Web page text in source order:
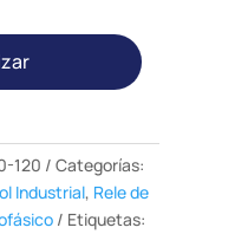
120
Categorías:
Industrial, Rele de
Etiquetas: